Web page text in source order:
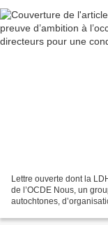
Lettre ouverte dont la
de l’OCDE Nous, un
autochtones,